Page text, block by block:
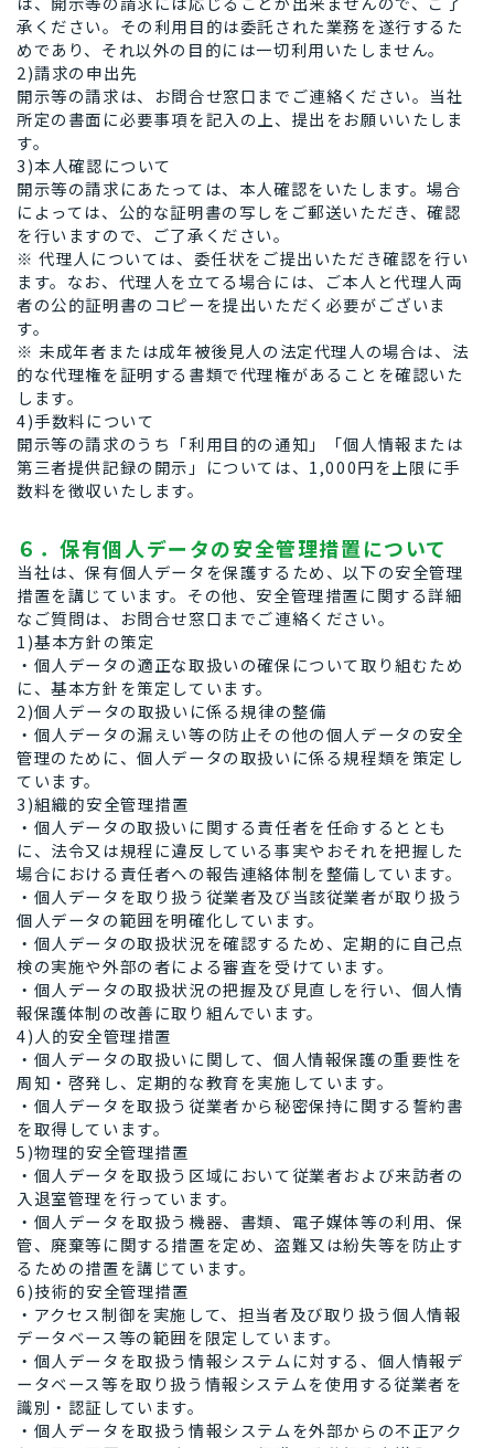
承ください。その利用目的は委託された業務を遂行するた
めであり、それ以外の目的には一切利用いたしません。
2)請求の申出先
開示等の請求は、お問合せ窓口までご連絡ください。当社
所定の書面に必要事項を記入の上、提出をお願いいたしま
す。
3)本人確認について
開示等の請求にあたっては、本人確認をいたします。場合
によっては、公的な証明書の写しをご郵送いただき、確認
を行いますので、ご了承ください。
※ 代理人については、委任状をご提出いただき確認を行い
ます。なお、代理人を立てる場合には、ご本人と代理人両
者の公的証明書のコピーを提出いただく必要がございま
す。
※ 未成年者または成年被後見人の法定代理人の場合は、法
的な代理権を証明する書類で代理権があることを確認いた
します。
4)手数料について
開示等の請求のうち「利用目的の通知」「個人情報または
第三者提供記録の開示」については、1,000円を上限に手
数料を徴収いたします。
６．保有個人データの安全管理措置について
当社は、保有個人データを保護するため、以下の安全管理
措置を講じています。その他、安全管理措置に関する詳細
なご質問は、お問合せ窓口までご連絡ください。
1)基本方針の策定
・個人データの適正な取扱いの確保について取り組むため
に、基本方針を策定しています。
2)個人データの取扱いに係る規律の整備
・個人データの漏えい等の防止その他の個人データの安全
管理のために、個人データの取扱いに係る規程類を策定し
ています。
3)組織的安全管理措置
・個人データの取扱いに関する責任者を任命するととも
に、法令又は規程に違反している事実やおそれを把握した
場合における責任者への報告連絡体制を整備しています。
・個人データを取り扱う従業者及び当該従業者が取り扱う
個人データの範囲を明確化しています。
・個人データの取扱状況を確認するため、定期的に自己点
検の実施や外部の者による審査を受けています。
・個人データの取扱状況の把握及び見直しを行い、個人情
報保護体制の改善に取り組んでいます。
4)人的安全管理措置
・個人データの取扱いに関して、個人情報保護の重要性を
周知・啓発し、定期的な教育を実施しています。
・個人データを取扱う従業者から秘密保持に関する誓約書
を取得しています。
5)物理的安全管理措置
・個人データを取扱う区域において従業者および来訪者の
入退室管理を行っています。
・個人データを取扱う機器、書類、電子媒体等の利用、保
管、廃棄等に関する措置を定め、盗難又は紛失等を防止す
るための措置を講じています。
6)技術的安全管理措置
・アクセス制御を実施して、担当者及び取り扱う個人情報
データベース等の範囲を限定しています。
・個人データを取扱う情報システムに対する、個人情報デ
ータベース等を取り扱う情報システムを使用する従業者を
識別・認証しています。
・個人データを取扱う情報システムを外部からの不正アク